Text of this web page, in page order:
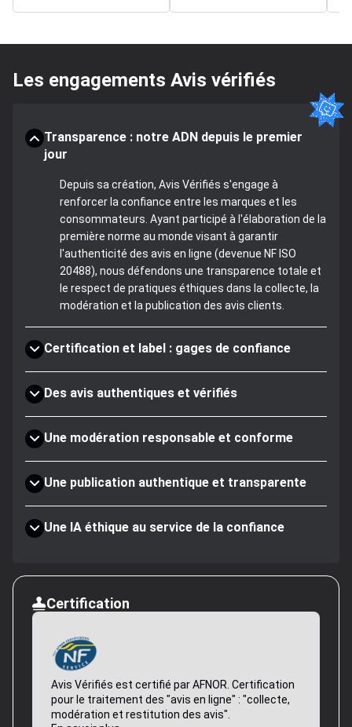
Les engagements Avis vérifiés
Transparence : notre ADN depuis le premier
jour
Depuis sa création, Avis Vérifiés s'engage à
renforcer la confiance entre les marques et les
consommateurs. Ayant participé à l'élaboration de la
première norme au monde visant à garantir
l'authenticité des avis en ligne (devenue NF ISO
20488), nous défendons une transparence totale et
le respect de pratiques éthiques dans la collecte, la
modération et la publication des avis clients.
Certification et label : gages de confiance
Des avis authentiques et vérifiés
Une modération responsable et conforme
Une publication authentique et transparente
Une IA éthique au service de la confiance
Certification
Avis Vérifiés est certifié par AFNOR. Certification
pour le traitement des "avis en ligne" : "collecte,
modération et restitution des avis".